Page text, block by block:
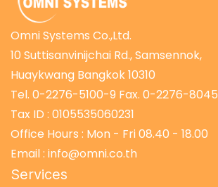
Omni Systems Co.,Ltd.
10 Suttisanvinijchai Rd., Samsennok,
Huaykwang Bangkok 10310
Tel. 0-2276-5100-9 Fax. 0-2276-8045
Tax ID : 0105535060231
Office Hours : Mon - Fri 08.40 - 18.00
Email : info@omni.co.th
Services